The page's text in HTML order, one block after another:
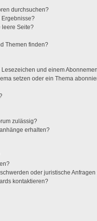
durchsuchen?
Ergebnisse?
leere Seite?
Themen finden?
und einem
setzen oder ein Thema
zulässig?
erhalten?
oder juristische
kontaktieren?